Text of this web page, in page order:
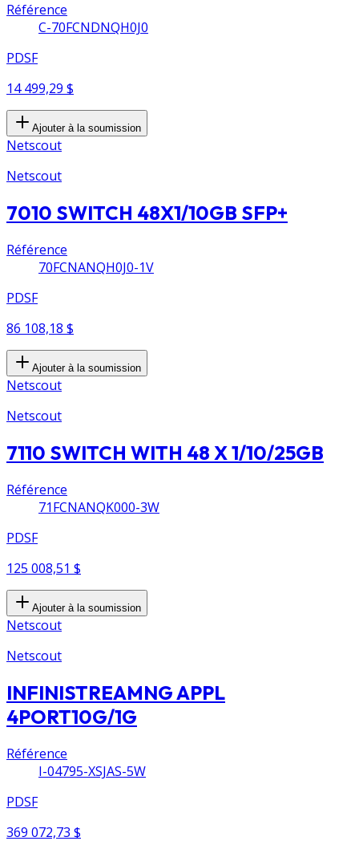
Référence
C-70FCNDNQH0J0
PDSF
14 499,29 $
Ajouter à la soumission
Netscout
Netscout
7010 SWITCH 48X1/10GB SFP+
Référence
70FCNANQH0J0-1V
PDSF
86 108,18 $
Ajouter à la soumission
Netscout
Netscout
7110 SWITCH WITH 48 X 1/10/25GB
Référence
71FCNANQK000-3W
PDSF
125 008,51 $
Ajouter à la soumission
Netscout
Netscout
INFINISTREAMNG APPL
4PORT10G/1G
Référence
I-04795-XSJAS-5W
PDSF
369 072,73 $